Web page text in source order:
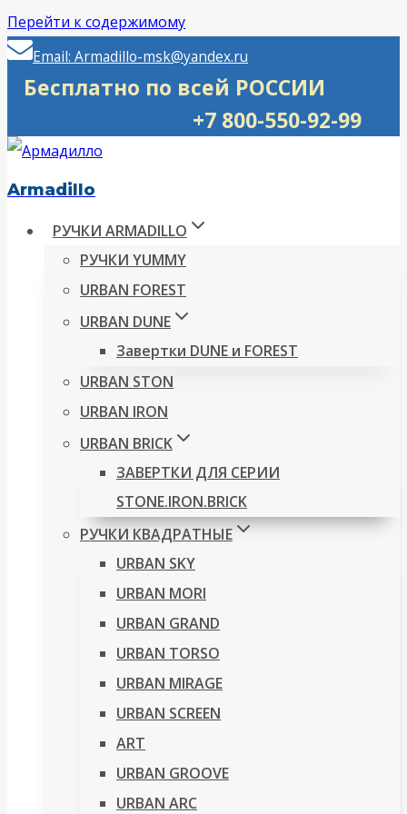
Перейти к содержимому
Email: Armadillo-msk@yandex.ru
Бесплатно по всей РОССИИ
+7 800-550-92-99
Armadillo
РУЧКИ ARMADILLO
РУЧКИ YUMMY
URBAN FOREST
URBAN DUNE
Завертки DUNE и FOREST
URBAN STON
URBAN IRON
URBAN BRICK
ЗАВЕРТКИ ДЛЯ СЕРИИ
STONE.IRON.BRICK
РУЧКИ КВАДРАТНЫЕ
URBAN SKY
URBAN MORI
URBAN GRAND
URBAN TORSO
URBAN MIRAGE
URBAN SCREEN
ART
URBAN GROOVE
URBAN ARC